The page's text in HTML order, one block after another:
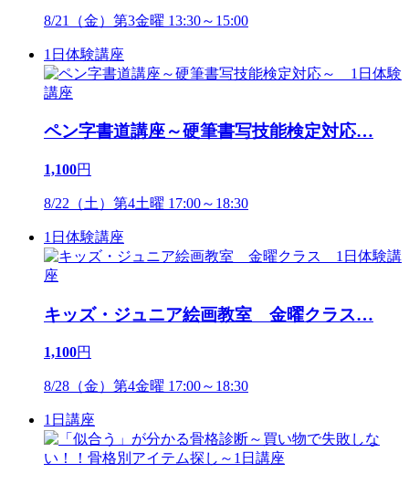
8/21（金）第3金曜 13:30～15:00
1日体験講座
ペン字書道講座～硬筆書写技能検定対応…
1,100円
8/22（土）第4土曜 17:00～18:30
1日体験講座
キッズ・ジュニア絵画教室 金曜クラス…
1,100円
8/28（金）第4金曜 17:00～18:30
1日講座